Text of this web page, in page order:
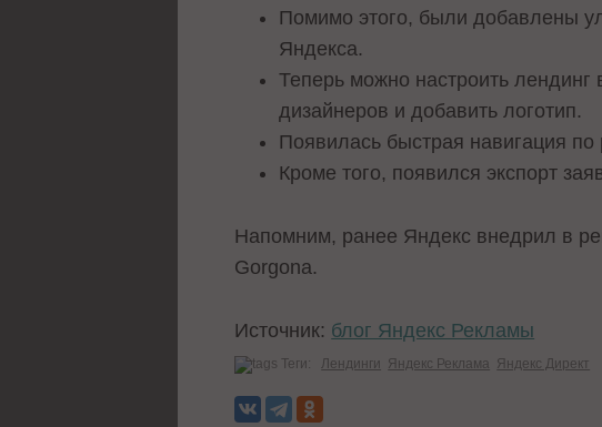
Помимо этого, были добавлены
Яндекса.
Теперь можно настроить
дизайнеров и добавить логотип.
Появилась быстрая навигация
Кроме того, появился экспорт
Напомним, ранее Яндекс внедрил в
Gorgona.
Источник: блог Яндекс Рекламы
Теги: Лендинги Яндекс Реклама Яндекс Директ